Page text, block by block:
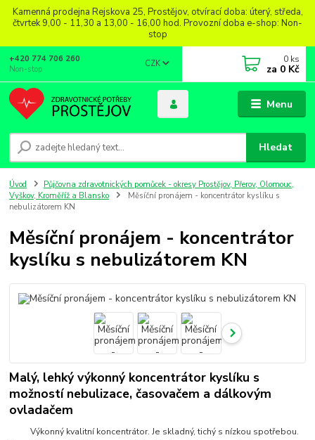
Kamenná prodejna Rejskova 25, Prostějov, otvírací doba: úterý, středa,
čtvrtek 9,00 - 11,30 a 13,00 - 16,00 hod. Provozní doba e-shop: Non-
stop
Menu
CZK
Hledat
+420 774 706 260
Non-stop
0 ks
za 0 Kč
Úvod
Půjčovna zdravotnických pomůcek - okresy Prostějov, Přerov, Olomouc,
Vyškov, Kroměříž a Blansko
Měsíční pronájem - koncentrátor kyslíku s
nebulizátorem KN
Měsíční pronájem - koncentrátor
kyslíku s nebulizátorem KN
Malý, lehký výkonný koncentrátor kyslíku s
možností nebulizace, časovačem a dálkovým
ovladačem
Výkonný kvalitní koncentrátor. Je skladný, tichý s nízkou spotřebou.